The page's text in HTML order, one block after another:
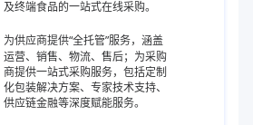
及终端食品的一站式在线采购。
为供应商提供“全托管”服务，涵盖
运营、销售、物流、售后；为采购
商提供一站式采购服务，包括定制
化包装解决方案、专家技术支持、
供应链金融等深度赋能服务。